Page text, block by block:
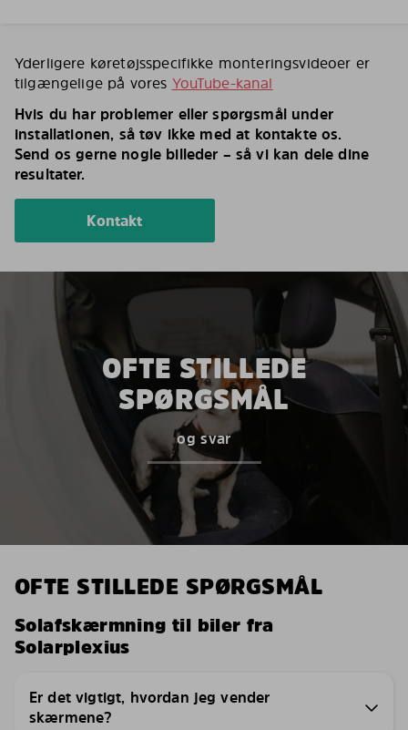
Yderligere køretøjsspecifikke monteringsvideoer er
tilgængelige på vores YouTube-kanal
Hvis du har problemer eller spørgsmål under
installationen, så tøv ikke med at kontakte os.
Send os gerne nogle billeder – så vi kan dele dine
resultater.
Kontakt
OFTE STILLEDE
SPØRGSMÅL
og svar
OFTE STILLEDE SPØRGSMÅL
Solafskærmning til biler fra
Solarplexius
Er det vigtigt, hvordan jeg vender
skærmene?